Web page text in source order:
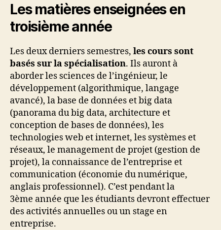
Les matières enseignées en
troisième année
Les deux derniers semestres, les cours sont
basés sur la spécialisation. Ils auront à
aborder les sciences de l’ingénieur, le
développement (algorithmique, langage
avancé), la base de données et big data
(panorama du big data, architecture et
conception de bases de données), les
technologies web et internet, les systèmes et
réseaux, le management de projet (gestion de
projet), la connaissance de l’entreprise et
communication (économie du numérique,
anglais professionnel). C’est pendant la
3ème année que les étudiants devront effectuer
des activités annuelles ou un stage en
entreprise.